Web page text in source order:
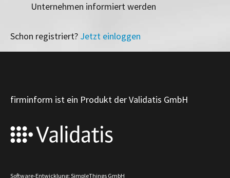
Unternehmen informiert werden
Schon registriert? Jetzt einloggen
firminform ist ein Produkt der Validatis GmbH
Software-Entwicklung: SimpleThings GmbH